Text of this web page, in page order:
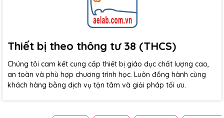
Thiết bị theo thông tư 38 (THCS)
Chúng tôi cam kết cung cấp thiết bị giáo dục chất lượng cao,
an toàn và phù hợp chương trình học. Luôn đồng hành cùng
khách hàng bằng dịch vụ tận tâm và giải pháp tối ưu.